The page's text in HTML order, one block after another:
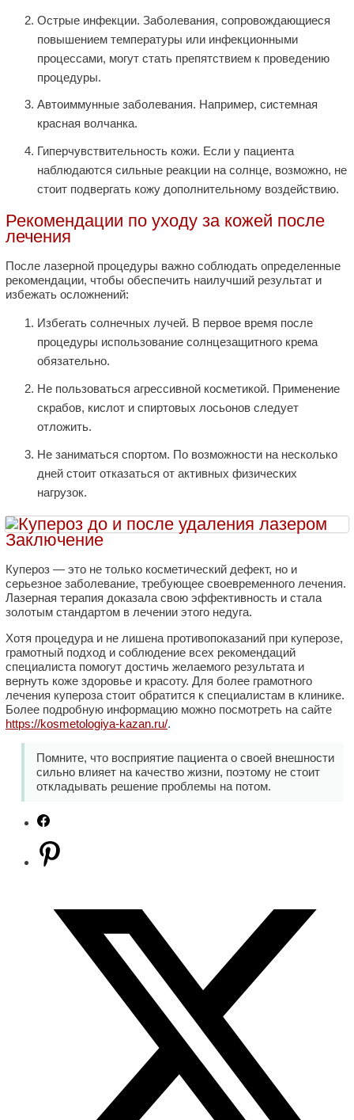
Острые инфекции. Заболевания, сопровождающиеся
повышением температуры или инфекционными
процессами, могут стать препятствием к проведению
процедуры.
Автоиммунные заболевания. Например, системная
красная волчанка.
Гиперчувствительность кожи. Если у пациента
наблюдаются сильные реакции на солнце, возможно, не
стоит подвергать кожу дополнительному воздействию.
Рекомендации по уходу за кожей после
лечения
После лазерной процедуры важно соблюдать определенные
рекомендации, чтобы обеспечить наилучший результат и
избежать осложнений:
Избегать солнечных лучей. В первое время после
процедуры использование солнцезащитного крема
обязательно.
Не пользоваться агрессивной косметикой. Применение
скрабов, кислот и спиртовых лосьонов следует
отложить.
Не заниматься спортом. По возможности на несколько
дней стоит отказаться от активных физических
нагрузок.
Заключение
Купероз — это не только косметический дефект, но и
серьезное заболевание, требующее своевременного лечения.
Лазерная терапия доказала свою эффективность и стала
золотым стандартом в лечении этого недуга.
Хотя процедура и не лишена противопоказаний при куперозе,
грамотный подход и соблюдение всех рекомендаций
специалиста помогут достичь желаемого результата и
вернуть коже здоровье и красоту. Для более грамотного
лечения купероза стоит обратится к специалистам в клинике.
Более подробную информацию можно посмотреть на сайте
https://kosmetologiya-kazan.ru/.
Помните, что восприятие пациента о своей внешности
сильно влияет на качество жизни, поэтому не стоит
откладывать решение проблемы на потом.